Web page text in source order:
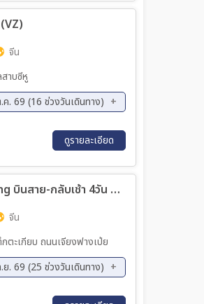
17 ก.ย. 69 - 21 ก.ย. 69
20 ต.ค. 69 - 24 ต.ค. 69
จีน
าบซีหู
. 69 (16 ช่วงวันเดินทาง)
26 ส.ค. 69 - 30 ส.ค. 69
16 ก.ย. 69 - 20 ก.ย. 69
21 ต.ค. 69 - 25 ต.ค. 69
ดูรายละเอียด
ทัวร์จีน ซุปตาร์...อู่หลงล้อมขุนเขา รักเราล้อมฉงชิ่ง No Shopping บินสาย-กลับเช้า 4วัน 3คืน (HU)
จีน
ะเกียบ ถนนเจียงฟางเป่ย
. 69 (25 ช่วงวันเดินทาง)